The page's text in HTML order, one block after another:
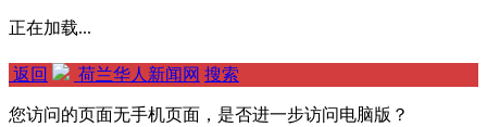
正在加载...
返回 荷兰华人新闻网 搜索
您访问的页面无手机页面，是否进一步访问电脑版？